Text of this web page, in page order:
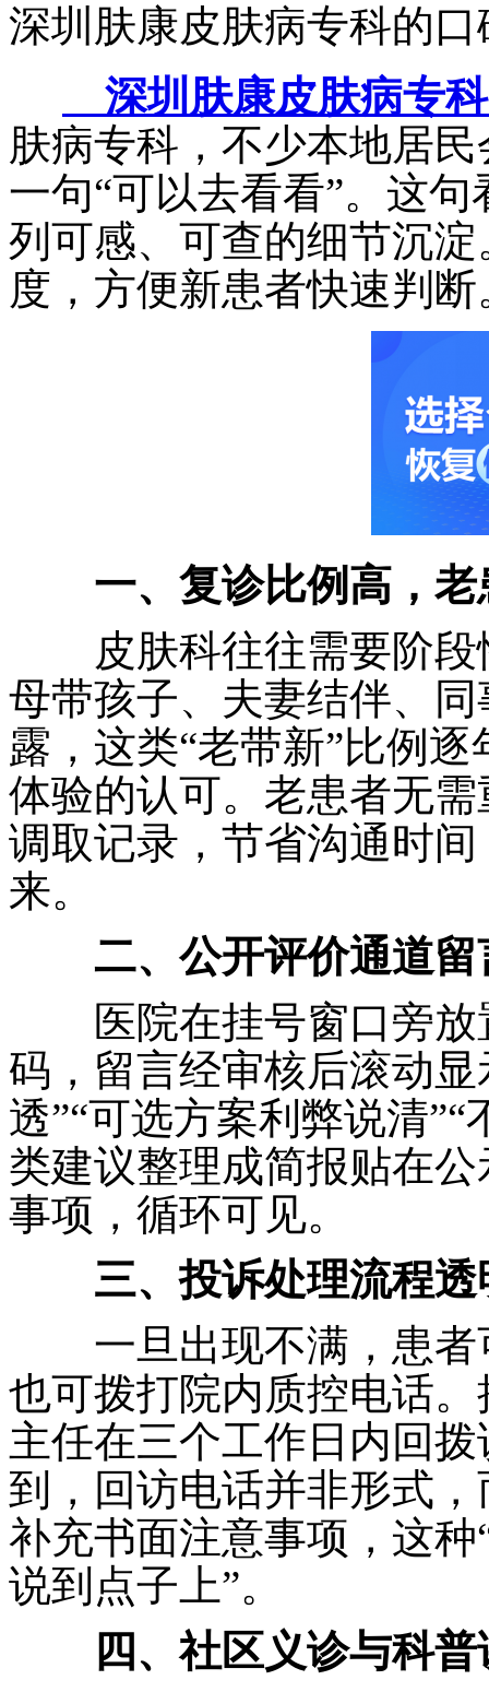
深圳肤康皮肤病专科的口
深圳肤康皮肤病专
肤病专科，不少本地居
一句“可以去看看”。这
列可感、可查的细节沉
度，方便新患者快速判断
一、复诊比例高，
皮肤科往往需要阶段
母带孩子、夫妻结伴、
露，这类“老带新”比例
体验的认可。老患者无
调取记录，节省沟通时
来。
二、公开评价通道留
医院在挂号窗口旁放
码，留言经审核后滚动
透”“可选方案利弊说清
类建议整理成简报贴在
事项，循环可见。
三、投诉处理流程
一旦出现不满，患者
也可拨打院内质控电话
主任在三个工作日内回
到，回访电话并非形式
补充书面注意事项，这
说到点子上”。
四、社区义诊与科